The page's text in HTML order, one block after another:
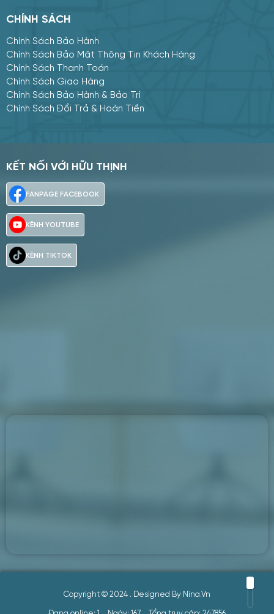
Mua hàng
CHÍNH SÁCH
Chính Sách Bảo Hành
Chính Sách Bảo Mật Thông Tin Khách Hàng
Chính Sách Thanh Toán
Chính Sách Giao Hàng
Chính Sách Bảo Hành & Bảo Trì
Chính Sách Đổi Trả & Hoàn Tiền
KẾT NỐI VỚI HỮU THỊNH
Copyright © 2024 . Designed By Nina.vn